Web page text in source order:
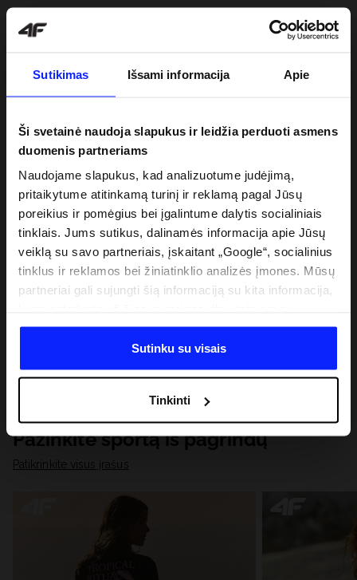
Sutikimas Išsami informacija Apie
Ši svetainė naudoja slapukus ir leidžia perduoti asmens
duomenis partneriams
Naudojame slapukus, kad analizuotume judėjimą,
pritaikytume atitinkamą turinį ir reklamą pagal Jūsų
poreikius ir pomėgius bei įgalintume dalytis socialiniais
tinklais. Jums sutikus, dalinamės informacija apie Jūsų
veiklą su savo partneriais, įskaitant „Google“, socialinius
tinklus ir reklamos bei žiniatinklio analizės įmones. Mūsų
partneriai gali sujungti šią informaciją su kita informacija,
duomenimis, kuriuos jie gauna, kai naudojatės jų
paslaugomis. Gavus Jūsų leidimą, mes galime perduoti
Jūsų asmeninę informaciją savo partneriams, siekdami
analitinius tyrimus, pritaikyti turinį ir tobulinti mūsų
partnerių siūlomus sprendimus (pvz., socialinius tinklus).
Išsamią informaciją rasite mūsų Privatumo politikoje ir
skiltyje „Išsami informacija“.
Sutinku su visais
Tinkinti
Pažinkite sportą iš pagrindų
Patikrinkite visus įrašus